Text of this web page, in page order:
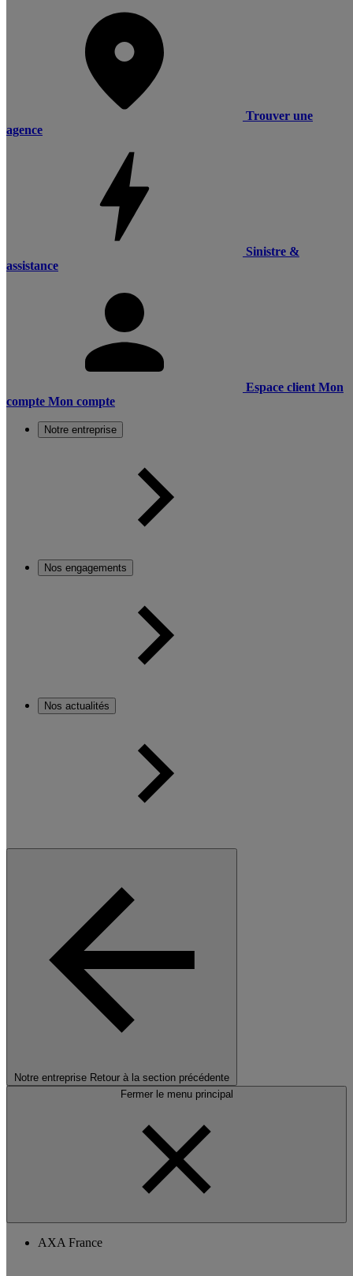
Trouver une
agence
Sinistre &
assistance
Espace client Mon
compte Mon compte
Notre entreprise
Nos engagements
Nos actualités
Notre entreprise Retour à la section précédente
Fermer le menu principal
AXA France